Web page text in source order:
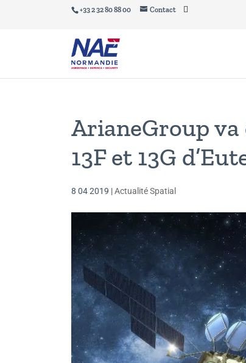
+33 2 32 80 88 00 Contact
ArianeGroup
13F et 13G
8 04 2019 |Actualité Spatial